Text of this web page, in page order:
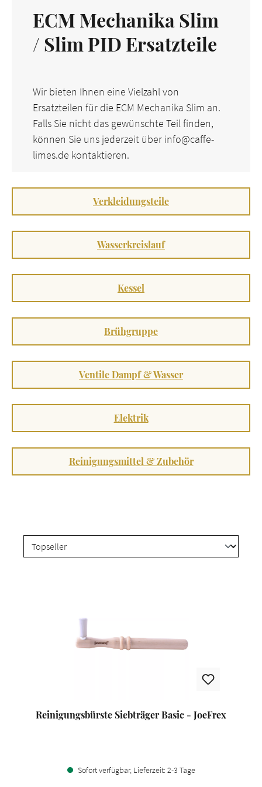
ECM Mechanika Slim
/ Slim PID Ersatzteile
Wir bieten Ihnen eine Vielzahl von
Ersatzteilen für die ECM Mechanika Slim an.
Falls Sie nicht das gewünschte Teil finden,
können Sie uns jederzeit über info@caffe-
limes.de kontaktieren.
Verkleidungsteile
Wasserkreislauf
Kessel
Brühgruppe
Ventile Dampf & Wasser
Elektrik
Reinigungsmittel & Zubehör
Reinigungsbürste Siebträger Basic - JoeFrex
Sofort verfügbar, Lieferzeit: 2-3 Tage